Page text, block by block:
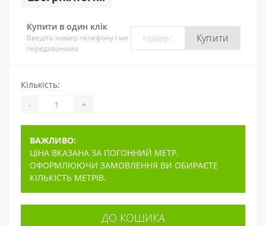
Купити в один клік
Введіть номер телефону і ми
передзвонимо
Купити
Кількість:
- +
ВАЖЛИВО:
ЦІНА ВКАЗАНА ЗА ПОГОННИЙ МЕТР.
ОФОРМЛЮЮЧИ ЗАМОВЛЕННЯ ВИ ОБИРАЄТЕ
КІЛЬКІСТЬ МЕТРІВ.
ДО КОШИКА